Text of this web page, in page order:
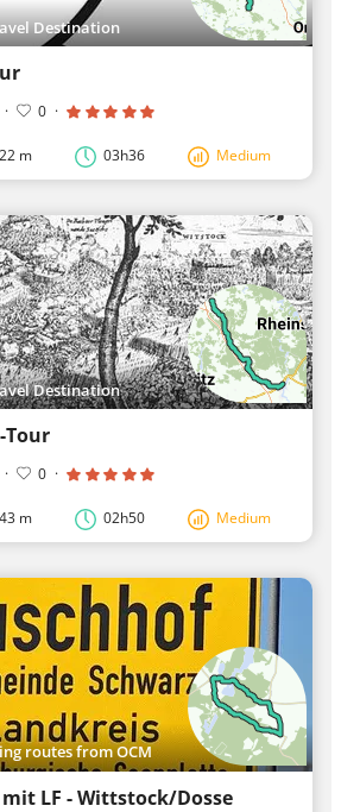
Destination
· 0 ·
m 03h36 Medium
Destination
Tour
· 0 ·
m 02h50 Medium
routes from OCM
LF - Wittstock/Dosse